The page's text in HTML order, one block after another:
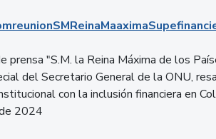
prensa "S.M. la Reina Máxima de los
del Secretario General de la ONU,
con la inclusión financiera en
2024